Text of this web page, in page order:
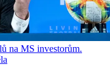
na MS investorům.